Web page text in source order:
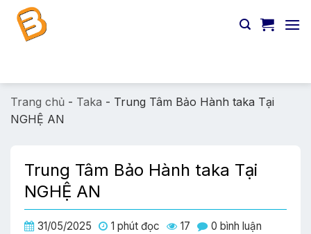
Chuyển
đến
Trang chủ - Taka - Trung Tâm Bảo Hành taka Tại
NGHỆ AN
Trung Tâm Bảo Hành taka Tại
NGHỆ AN
31/05/2025 1 phút đọc 17 0 bình luận